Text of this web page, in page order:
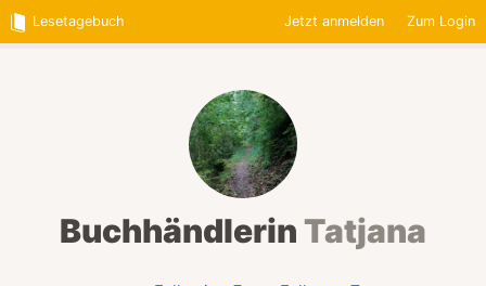
Lesetagebuch Jetzt anmelden Zum Login
Buchhändlerin Tatjana